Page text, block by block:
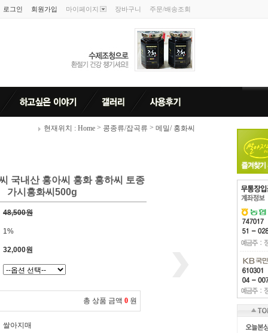
로그인 회원가입 마이페이지 장바구니 주문/배송조회
현재위치 : Home > 콩종류/잡곡류 > 메밀/ 홍화씨
국내산 홍아씨 홍화 홍하씨 토종
가시홍화씨500g
48,500원
1%
32,000원
총 상품 금액 0 원
쌀아지매